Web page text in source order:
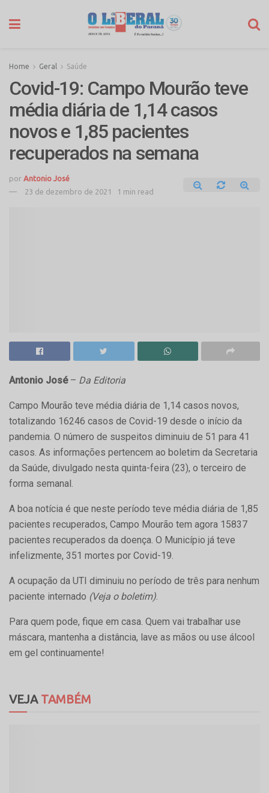
Home Geral Saúde
Covid-19: Campo Mourão teve
média diária de 1,14 casos
novos e 1,85 pacientes
recuperados na semana
por Antonio José
23 de dezembro de 2021
1 min read
Antonio José– Da Editoria
Campo Mourão teve média diária de 1,14 casos novos,
totalizando 16246 casos de Covid-19 desde o início da
pandemia. O número de suspeitos diminuiu de 51 para 41
casos. As informações pertencem ao boletim da Secretaria
da Saúde, divulgado nesta quinta-feira (23), o terceiro de
forma semanal.
A boa notícia é que neste período teve média diária de 1,85
pacientes recuperados, Campo Mourão tem agora 15837
pacientes recuperados da doença. O Município já teve
infelizmente, 351 mortes por Covid-19.
A ocupação da UTI diminuiu no período de três para nenhum
paciente internado (Veja o boletim)
Para quem pode, fique em casa. Quem vai trabalhar use
máscara, mantenha a distância, lave as mãos ou use álcool
em gel continuamente!
VEJATAMBÉM